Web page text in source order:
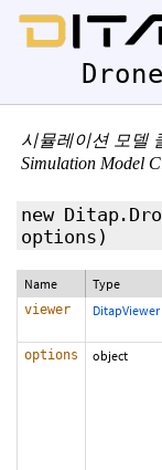
시뮬레이션 모델
Simulation Model
new
options)
Name Type
viewer DitapViewer
options object